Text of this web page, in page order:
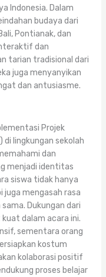
Indonesia. Dalam
budaya dari
Pontianak, dan
dan
tarian tradisional dari
juga menyanyikan
dan antusiasme.
Projek
di lingkungan sekolah
dan
menjadi identitas
siswa tidak hanya
mengasah rasa
Dukungan dari
dalam acara ini.
sementara orang
kostum
kolaborasi positif
proses belajar